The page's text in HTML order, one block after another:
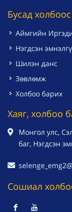
Бусад холбоос
Аймгийн
Нэгдсэн
Шилэн данс
Зөвлөмж
Холбоо барих
Хаяг, холбоо
Монгол улс,
баг, Нэгдсэн
Сошиал